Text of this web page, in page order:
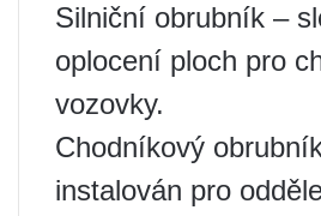
Silniční obrubník –
oplocení ploch pro
vozovky.
Chodníkový
instalován pro